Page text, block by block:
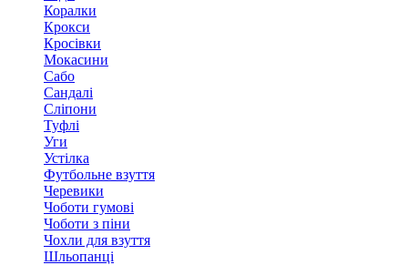
Коралки
Крокси
Кросівки
Мокасини
Сабо
Сандалі
Сліпони
Туфлі
Уги
Устілка
Футбольне взуття
Черевики
Чоботи гумові
Чоботи з піни
Чохли для взуття
Шльопанці